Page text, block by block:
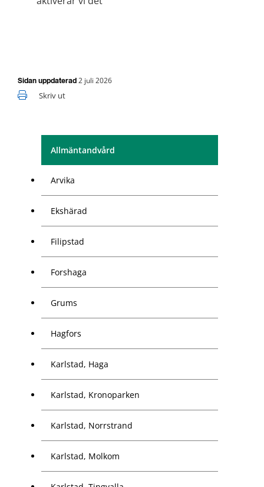
Allmäntandvård
Arvika
Ekshärad
Filipstad
Forshaga
Grums
Hagfors
Karlstad, Haga
Karlstad, Kronoparken
Karlstad, Norrstrand
Karlstad, Molkom
Sidan uppdaterad 2 juli 2026
Skriv ut